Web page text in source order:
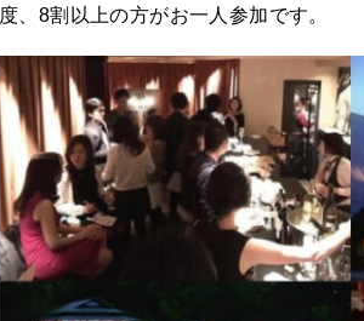
度、8割以上の方がお一人参加です。